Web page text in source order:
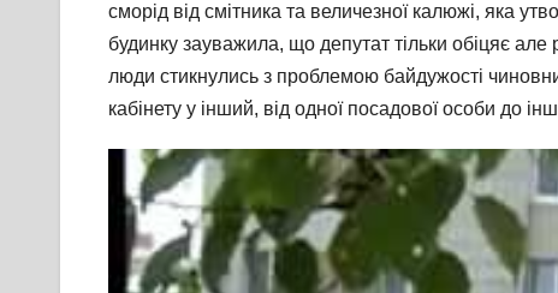
сморід від смітника та величезної калюжі, яка
будинку зауважила, що депутат тільки обіцяє
люди стикнулись з проблемою байдужості
кабінету у інший, від одної посадової особи до